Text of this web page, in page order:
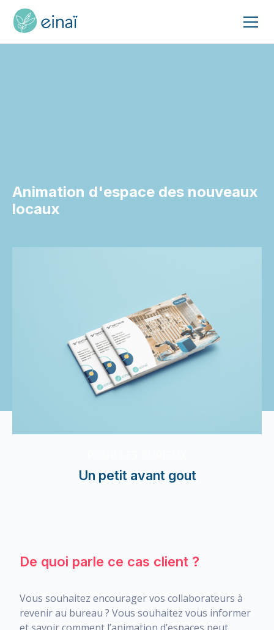
Animation d'espace des nouveaux
locaux
Un petit avant gout
De quoi parle ce cas client ?
Vous souhaitez encourager vos collaborateurs à
revenir au bureau ? Vous souhaitez vous informer